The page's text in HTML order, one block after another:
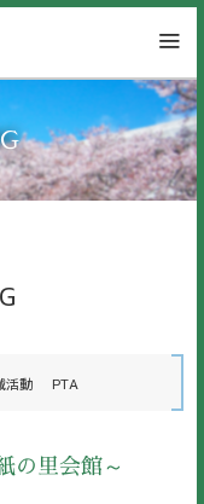
活動 PTA
の里会館～